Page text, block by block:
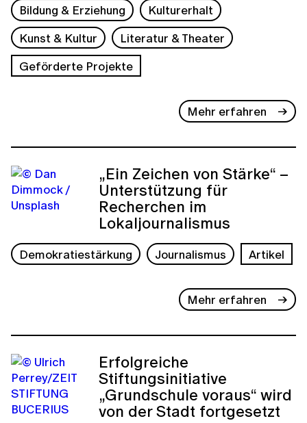
Bildung & Erziehung
Kulturerhalt
Kunst & Kultur
Literatur & Theater
Geförderte Projekte
Mehr erfahren
„Ein Zeichen von Stärke“ –
Unterstützung für
Recherchen im
Lokaljournalismus
Demokratiestärkung Journalismus Artikel
Mehr erfahren
Erfolgreiche
Stiftungsinitiative
„Grundschule voraus“ wird
von der Stadt fortgesetzt